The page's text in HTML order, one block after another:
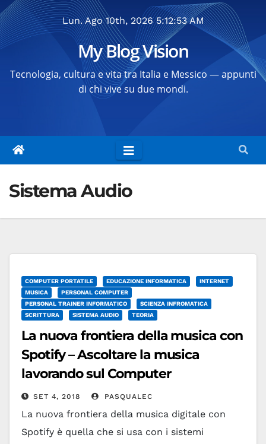
Salta
al
contenuto
Lun. Ago 10th, 20265:12:53 AM
My Blog Vision
Tecnologia, cultura e vita tra Italia e Messico — appunti
di chi vive su due mondi.
Sistema Audio
COMPUTER PORTATILE EDUCAZIONE INFORMATICA
INTERNET
MUSICA
PERSONAL COMPUTER
PERSONAL TRAINER INFORMATICO
SCIENZA INFROMATICA
SCRITTURA
SISTEMA AUDIO TEORIA
La nuova frontiera della musica con
Spotify – Ascoltare la musica
lavorando sul Computer
SET 4, 2018 PASQUALEC
La nuova frontiera della musica digitale con
Spotify è quella che si usa con i sistemi